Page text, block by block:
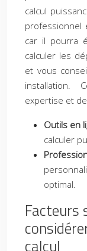
calcul
professionnel
car il pourra
calculer les
et vous
installation.
expertise et
Outils en
calculer
optimal.
Facteurs
calcul